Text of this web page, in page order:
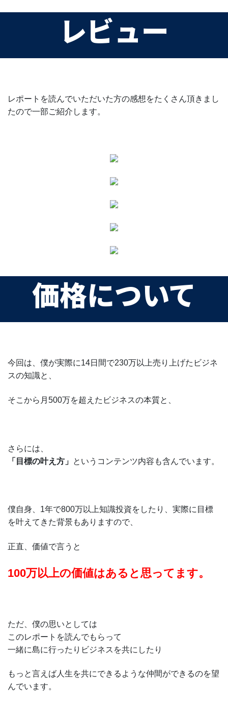
レビュー
レポートを読んでいただいた方の感想をたくさん頂きまし
たので一部ご紹介します。
価格について
今回は、僕が実際に14日間で230万以上売り上げたビジネ
スの知識と、
そこから月500万を超えたビジネスの本質と、
さらには、
「目標の叶え方」 というコンテンツ内容も含んでいます。
僕自身、1年で800万以上知識投資をしたり、実際に目標
を叶えてきた背景もありますので、
正直、価値で言うと
100万以上の価値はあると思ってます。
ただ、僕の思いとしては
このレポートを読んでもらって
一緒に島に行ったりビジネスを共にしたり
もっと言えば人生を共にできるような仲間ができるのを望
んでいます。